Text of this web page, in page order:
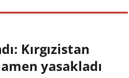
Kırgızistan
yasakladı